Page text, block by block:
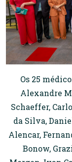
Os 25
Alexandre
Schaeffer,
da Silva,
Alencar,
Bonow,